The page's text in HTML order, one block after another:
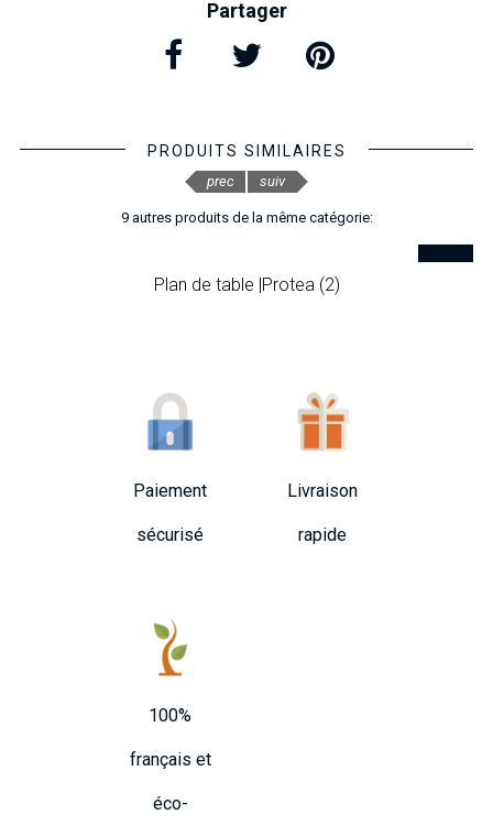
Partager
PRODUITS SIMILAIRES
9 autres produits de la même catégorie:
Plan de table |Protea (2)
prec suiv
Paiement
sécurisé
Livraison
rapide
100%
français et
éco-